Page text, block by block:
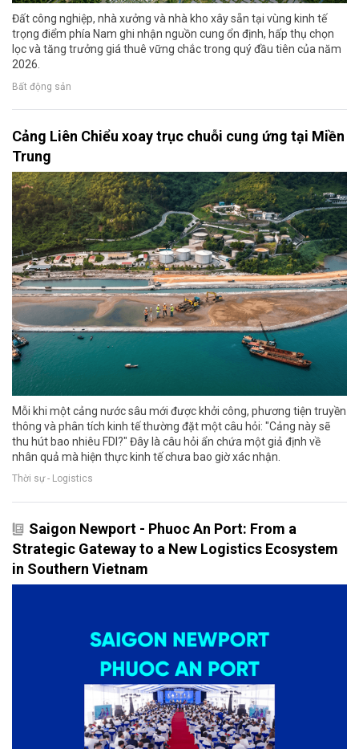
Đất công nghiệp, nhà xưởng và nhà kho xây sẵn tại vùng kinh tế
trọng điểm phía Nam ghi nhận nguồn cung ổn định, hấp thụ chọn
lọc và tăng trưởng giá thuê vững chắc trong quý đầu tiên của năm
2026.
Bất động sản
Cảng Liên Chiểu xoay trục chuỗi cung ứng tại Miền
Trung
Mỗi khi một cảng nước sâu mới được khởi công, phương tiện truyền
thông và phân tích kinh tế thường đặt một câu hỏi: "Cảng này sẽ
thu hút bao nhiêu FDI?" Đây là câu hỏi ẩn chứa một giả định về
nhân quả mà hiện thực kinh tế chưa bao giờ xác nhận.
Thời sự - Logistics
Saigon Newport - Phuoc An Port: From a
Strategic Gateway to a New Logistics Ecosystem
in Southern Vietnam